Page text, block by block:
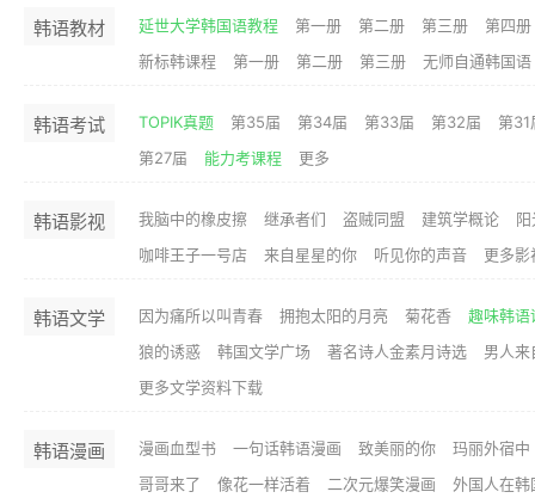
韩语教材 延世大学韩国语教程 第一册 第二册 第三册
第四册
新标韩课程
第一册 第二册 第三册 无师自通韩国语
韩语考试 TOPIK真题 第35届 第34届 第33届 第32届
第31
第27届
能力考课程 更多
韩语影视 我脑中的橡皮擦 继承者们 盗贼同盟 建筑学概论
咖啡王子一号店
来自星星的你 听见你的声音 更多影
韩语文学 因为痛所以叫青春 拥抱太阳的月亮 菊花香
趣味韩语
狼的诱惑
韩国文学广场 著名诗人金素月诗选
男人
更多文学资料下载
韩语漫画 漫画血型书 一句话韩语漫画 致美丽的你
玛丽外宿中
哥哥来了
像花一样活着 二次元爆笑漫画 外国人在韩